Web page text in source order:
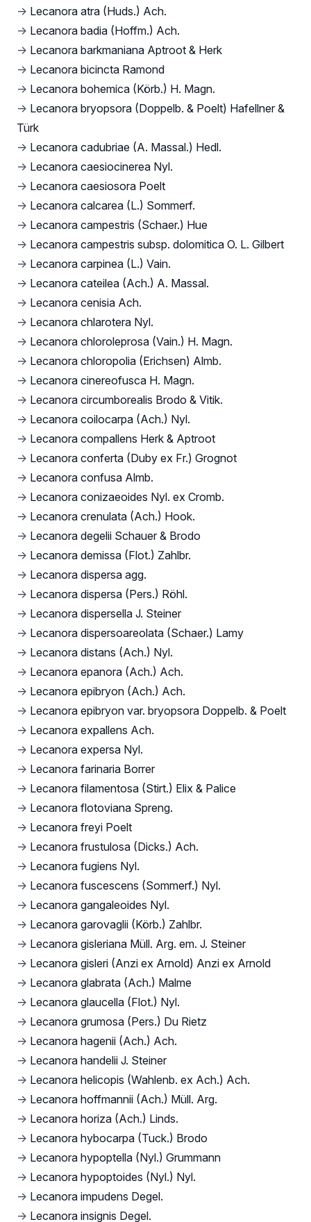
→ Lecanora atra (Huds.) Ach.
→ Lecanora badia (Hoffm.) Ach.
→ Lecanora barkmaniana Aptroot & Herk
→ Lecanora bicincta Ramond
→ Lecanora bohemica (Körb.) H. Magn.
→ Lecanora bryopsora (Doppelb. & Poelt) Hafellner &
Türk
→ Lecanora cadubriae (A. Massal.) Hedl.
→ Lecanora caesiocinerea Nyl.
→ Lecanora caesiosora Poelt
→ Lecanora calcarea (L.) Sommerf.
→ Lecanora campestris (Schaer.) Hue
→ Lecanora campestris subsp. dolomitica O. L. Gilbert
→ Lecanora carpinea (L.) Vain.
→ Lecanora cateilea (Ach.) A. Massal.
→ Lecanora cenisia Ach.
→ Lecanora chlarotera Nyl.
→ Lecanora chloroleprosa (Vain.) H. Magn.
→ Lecanora chloropolia (Erichsen) Almb.
→ Lecanora cinereofusca H. Magn.
→ Lecanora circumborealis Brodo & Vitik.
→ Lecanora coilocarpa (Ach.) Nyl.
→ Lecanora compallens Herk & Aptroot
→ Lecanora conferta (Duby ex Fr.) Grognot
→ Lecanora confusa Almb.
→ Lecanora conizaeoides Nyl. ex Cromb.
→ Lecanora crenulata (Ach.) Hook.
→ Lecanora degelii Schauer & Brodo
→ Lecanora demissa (Flot.) Zahlbr.
→ Lecanora dispersa agg.
→ Lecanora dispersa (Pers.) Röhl.
→ Lecanora dispersella J. Steiner
→ Lecanora dispersoareolata (Schaer.) Lamy
→ Lecanora distans (Ach.) Nyl.
→ Lecanora epanora (Ach.) Ach.
→ Lecanora epibryon (Ach.) Ach.
→ Lecanora epibryon var. bryopsora Doppelb. & Poelt
→ Lecanora expallens Ach.
→ Lecanora expersa Nyl.
→ Lecanora farinaria Borrer
→ Lecanora filamentosa (Stirt.) Elix & Palice
→ Lecanora flotoviana Spreng.
→ Lecanora freyi Poelt
→ Lecanora frustulosa (Dicks.) Ach.
→ Lecanora fugiens Nyl.
→ Lecanora fuscescens (Sommerf.) Nyl.
→ Lecanora gangaleoides Nyl.
→ Lecanora garovaglii (Körb.) Zahlbr.
→ Lecanora gisleriana Müll. Arg. em. J. Steiner
→ Lecanora gisleri (Anzi ex Arnold) Anzi ex Arnold
→ Lecanora glabrata (Ach.) Malme
→ Lecanora glaucella (Flot.) Nyl.
→ Lecanora grumosa (Pers.) Du Rietz
→ Lecanora hagenii (Ach.) Ach.
→ Lecanora handelii J. Steiner
→ Lecanora helicopis (Wahlenb. ex Ach.) Ach.
→ Lecanora hoffmannii (Ach.) Müll. Arg.
→ Lecanora horiza (Ach.) Linds.
→ Lecanora hybocarpa (Tuck.) Brodo
→ Lecanora hypoptella (Nyl.) Grummann
→ Lecanora hypoptoides (Nyl.) Nyl.
→ Lecanora impudens Degel.
→ Lecanora insignis Degel.